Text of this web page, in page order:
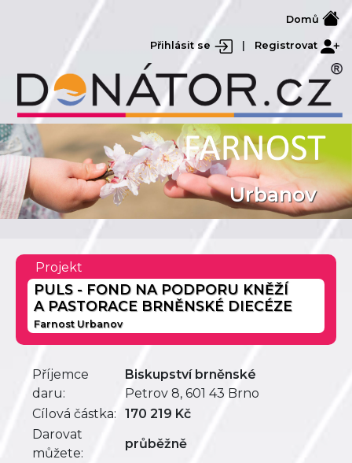
Domů
Přihlásit se Registrovat
Urbanov
Projekt
PULS - FOND NA PODPORU KNĚŽÍ
A PASTORACE BRNĚNSKÉ DIECÉZE
Farnost Urbanov
Příjemce
daru:
Biskupství brněnské
Petrov 8, 601 43 Brno
Cílová částka:
170 219 Kč
Darovat
můžete:
průběžně